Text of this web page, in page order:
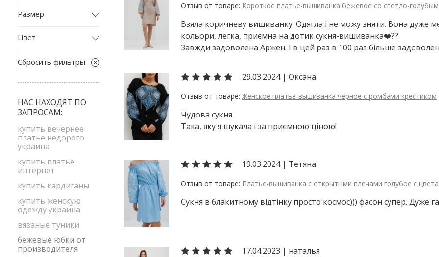
Короткое платье-вышиванка бежевое со светло-
Взяла коричневу вишиванку. Одягла і не можу зняти. Вона дуже
кольори, легка, приємна на дотик сукня-вишиванка❤️??
Завжди задоволена Аржен. І в цей раз в 100 раз більше
29.03.2024 | Оксана
Женское платье-вышиванка черное с ромбами крестиком
Чудова сукня
Така, яку я шукала і за приємною ціною!
19.03.2024 | Тетяна
Платье-вышиванка с открытыми плечами голубое с
Сукня в блакитному відтінку просто космос))) фасон супер. Дуже
17.04.2023 | наталья
Размер
M
size1
Цвет
бордовый
голубой
желтый
зеленый
коралловый
красный
малиновый
оливковый
оранжевый
персиковый
розовый
Сбросить фильтры
НАС НАХОДЯТ ПО
ЗАПРОСАМ:
купить вечернее
платье недорого
украина
купить платье
интернет
купить кардиганы
купить женскую
одежду украина
вязаные туники
бежевые юбки от
производителя